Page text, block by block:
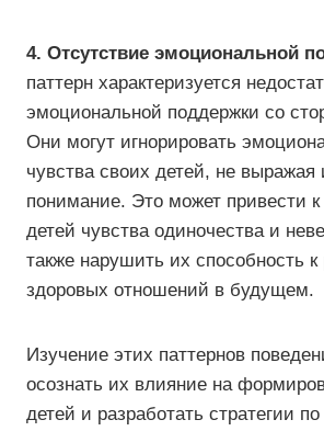
4. Отсутствие эмоциональной
паттерн характеризуется
эмоциональной поддержки со
Они могут игнорировать
чувства своих детей, не
понимание. Это может привести
детей чувства одиночества и
также нарушить их способность
здоровых отношений в будущем.
Изучение этих паттернов
осознать их влияние на
детей и разработать стратегии